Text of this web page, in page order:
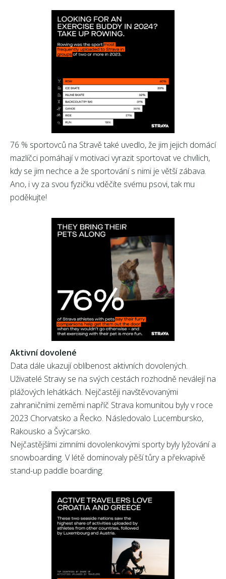
76 % sportovců na Stravě také uvedlo, že jim jejich domácí
mazlíčci pomáhají v motivaci vyrazit sportovat ve chvílich,
kdy se jim nechce a že sportování s nimi je větší zábava.
Ano, i vy za svou fyzičku vděčíte svému psovi, tak mu
poděkujte!
Aktivní dovolené
Data dále ukazují oblíbenost aktivních dovolených.
Uživatelé Stravy se na svých cestách rozhodně neválejí na
plážových lehátkách. Nejčastěji navštěvovanými
zahraničními zeměmi napříč Strava komunitou byly v roce
2023 Chorvatsko a Řecko. Následovalo Lucembursko,
Rakousko a Švýcarsko.
Nejčastějšími zimními dovolenkovými sporty byly lyžování a
snowboarding. V létě dominovaly pěší tůry a překvapivě
stand-up paddle boarding.